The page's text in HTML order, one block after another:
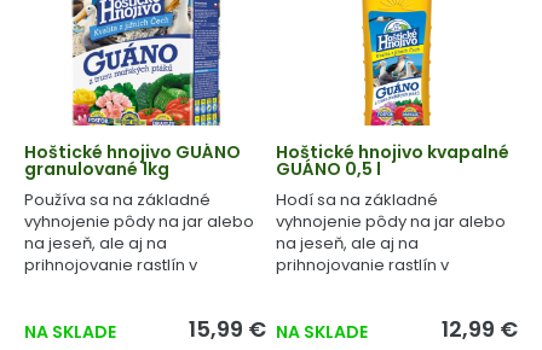
Hoštické hnojivo GUÁNO
granulované 1kg
Používa sa na základné
vyhnojenie pôdy na jar alebo
na jeseň, ale aj na
prihnojovanie rastlín v
NA SKLADE 15,99 €
Hoštické hnojivo kvapalné
GUÁNO 0,5 l
Hodí sa na základné
vyhnojenie pôdy na jar alebo
na jeseň, ale aj na
prihnojovanie rastlín v
NA SKLADE 12,99 €